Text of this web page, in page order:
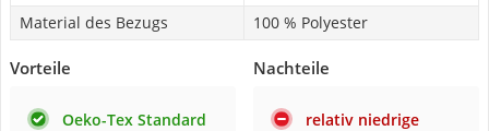
Material des Bezugs
100 % Polyester
Vorteile
Oeko-Tex Standard
Nachteile
relativ niedrige